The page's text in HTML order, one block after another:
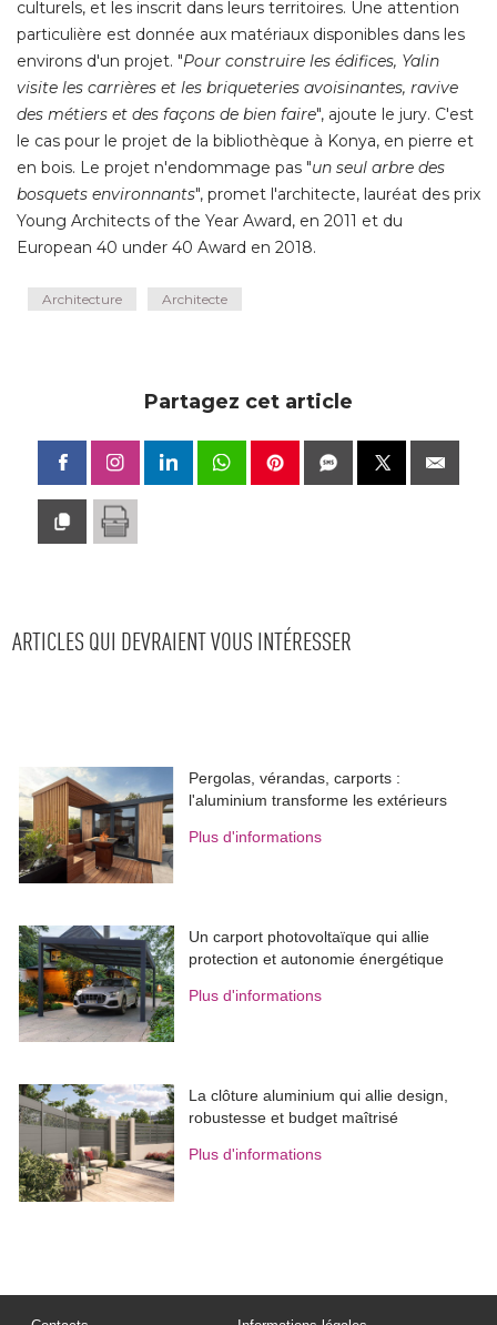
culturels, et les inscrit dans leurs territoires. Une attention
particulière est donnée aux matériaux disponibles dans les
environs d'un projet. "Pour construire les édifices, Yalin
visite les carrières et les briqueteries avoisinantes, ravive
des métiers et des façons de bien faire", ajoute le jury. C'est
le cas pour le projet de la bibliothèque à Konya, en pierre et
en bois. Le projet n'endommage pas "un seul arbre des
bosquets environnants", promet l'architecte, lauréat des prix
Young Architects of the Year Award, en 2011 et du
European 40 under 40 Award en 2018.
Architecture Architecte
Partagez cet article
ARTICLES QUI DEVRAIENT VOUS INTÉRESSER
Pergolas, vérandas, carports :
l'aluminium transforme les extérieurs
Plus d'informations
Un carport photovoltaïque qui allie
protection et autonomie énergétique
Plus d'informations
La clôture aluminium qui allie design,
robustesse et budget maîtrisé
Plus d'informations